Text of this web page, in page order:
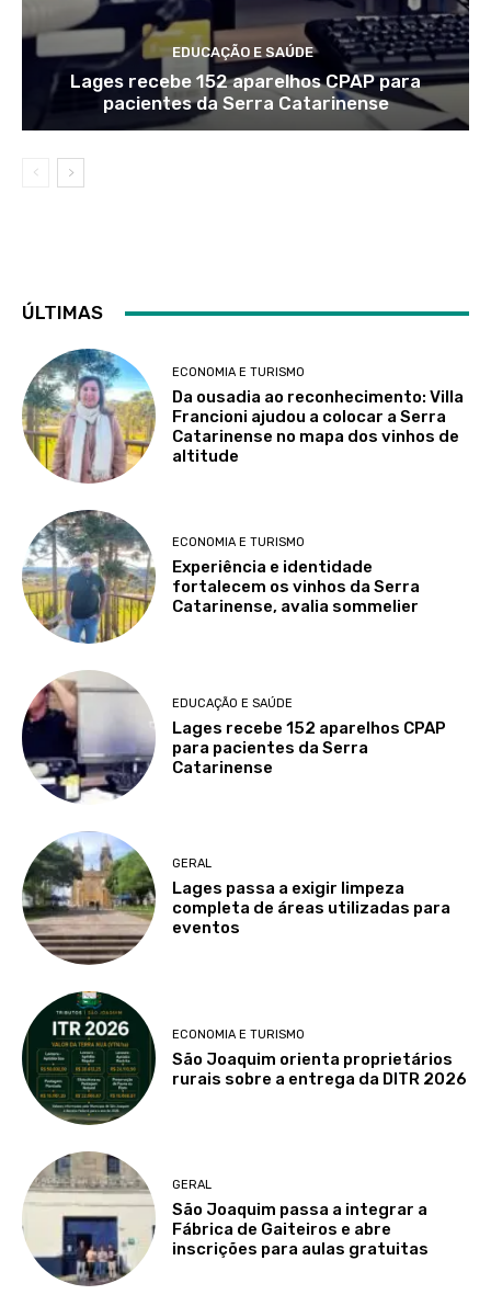
EDUCAÇÃO E SAÚDE
Lages recebe 152 aparelhos CPAP para
pacientes da Serra Catarinense
ÚLTIMAS
ECONOMIA E TURISMO
Da ousadia ao reconhecimento: Villa
Francioni ajudou a colocar a Serra
Catarinense no mapa dos vinhos de
altitude
ECONOMIA E TURISMO
Experiência e identidade
fortalecem os vinhos da Serra
Catarinense, avalia sommelier
EDUCAÇÃO E SAÚDE
Lages recebe 152 aparelhos CPAP
para pacientes da Serra
Catarinense
GERAL
Lages passa a exigir limpeza
completa de áreas utilizadas para
eventos
ECONOMIA E TURISMO
São Joaquim orienta proprietários
rurais sobre a entrega da DITR 2026
GERAL
São Joaquim passa a integrar a
Fábrica de Gaiteiros e abre
inscrições para aulas gratuitas